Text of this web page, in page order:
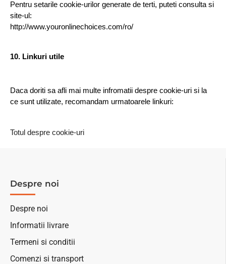
Pentru setarile cookie-urilor generate de terti, puteti consulta si
site-ul:
http://www.youronlinechoices.com/ro/
10. Linkuri utile
Daca doriti sa afli mai multe infromatii despre cookie-uri si la
ce sunt utilizate, recomandam urmatoarele linkuri:
Totul despre cookie-uri
Despre noi
Despre noi
Informatii livrare
Termeni si conditii
Comenzi si transport